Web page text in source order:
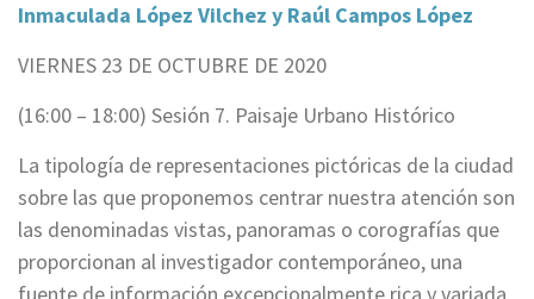
Inmaculada López Vilchez y Raúl Campos López
VIERNES 23 DE OCTUBRE DE 2020
(16:00 – 18:00) Sesión 7. Paisaje Urbano Histórico
La tipología de representaciones pictóricas de la ciudad
sobre las que proponemos centrar nuestra atención son
las denominadas vistas, panoramas o corografías que
proporcionan al investigador contemporáneo, una